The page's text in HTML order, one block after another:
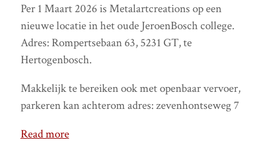
Per 1 Maart 2026 is Metalartcreations op een
nieuwe locatie in het oude JeroenBosch college.
Adres: Rompertsebaan 63, 5231 GT, te
Hertogenbosch.
Makkelijk te bereiken ook met openbaar vervoer,
parkeren kan achterom adres: zevenhontseweg 7
Read more